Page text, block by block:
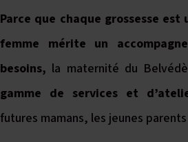
Parce que chaque grossesse
femme mérite un
besoins, la maternité du
gamme de services et
futures mamans, les jeunes